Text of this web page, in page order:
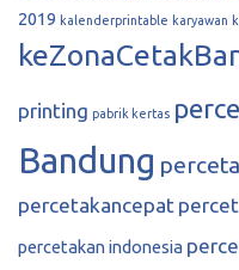
2019 kalenderprintable karyawan
printing pabrik kertas
Bandung
percetakancepat
percetakan indonesia